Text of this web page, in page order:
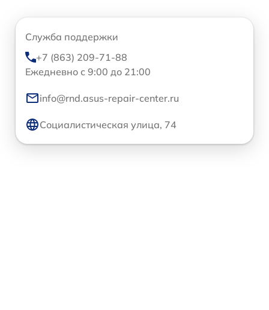
Служба поддержки
+7 (863) 209-71-88
Ежедневно с 9:00 до 21:00
info@rnd.asus-repair-center.ru
Социалистическая улица, 74